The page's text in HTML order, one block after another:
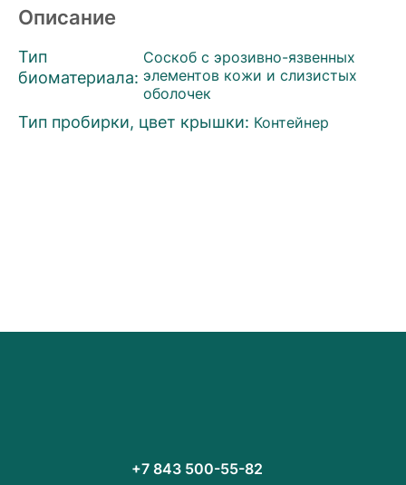
Описание
Тип
биоматериала:
Соскоб с эрозивно-язвенных
элементов кожи и слизистых
оболочек
Тип пробирки, цвет крышки: Контейнер
+7 843 500-55-82